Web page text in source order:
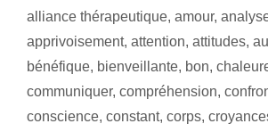
alliance thérapeutique, amour,
apprivoisement, attention, attitudes,
bénéfique, bienveillante, bon,
communiquer, compréhension,
conscience, constant, corps,